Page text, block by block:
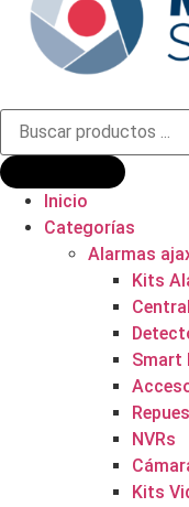
Búsqueda
productos
Inicio
Categorías
Alarmas
Kits
Smart
NVRs
Kits